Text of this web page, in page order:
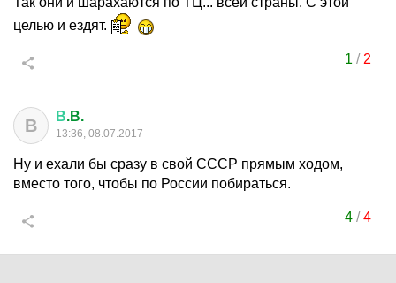
целью и ездят.
1 / 2
В В.B.
13:36, 08.07.2017
Ну и ехали бы сразу в свой СССР прямым ходом,
вместо того, чтобы по России побираться.
4/4